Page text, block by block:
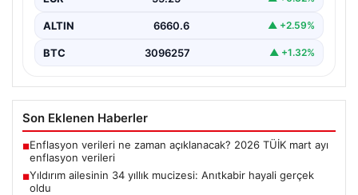
ALTIN 6660.6 ▲ +2.59%
BTC 3096257 ▲ +1.32%
Son Eklenen Haberler
■Enflasyon verileri ne zaman açıklanacak? 2026 TÜİK mart ayı
enflasyon verileri
■Yıldırım ailesinin 34 yıllık mucizesi: Anıtkabir hayali gerçek
oldu